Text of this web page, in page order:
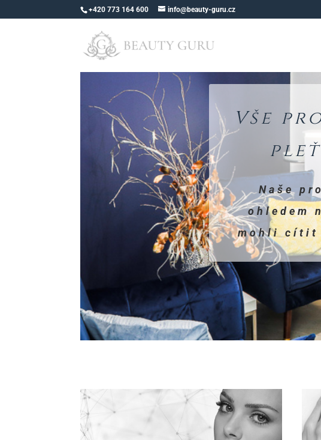
+420 773 164 600 info@beauty-guru.cz
Vše
pleť
Naše
ohledem
mohli cítit